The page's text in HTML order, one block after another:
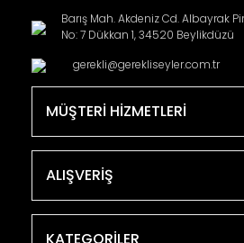
Barış Mah. Akdeniz Cd. Albayrak
No: 7 Dükkan 1, 34520 Beylikdüzü
gerekli@gerekliseyler.com.tr
MÜŞTERİ HİZMETLERİ
ALIŞVERİŞ